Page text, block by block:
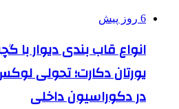
6 روز پیش
انواع قاب بندی دیوار با
یورتان دکارت؛ تحولی
در دکوراسیون داخلی